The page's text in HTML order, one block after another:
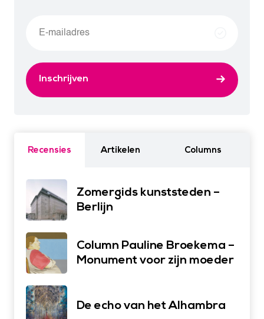
Inschrijven
Recensies Artikelen Columns
Zomergids kunststeden –
Berlijn
Column Pauline Broekema –
Monument voor zijn moeder
De echo van het Alhambra